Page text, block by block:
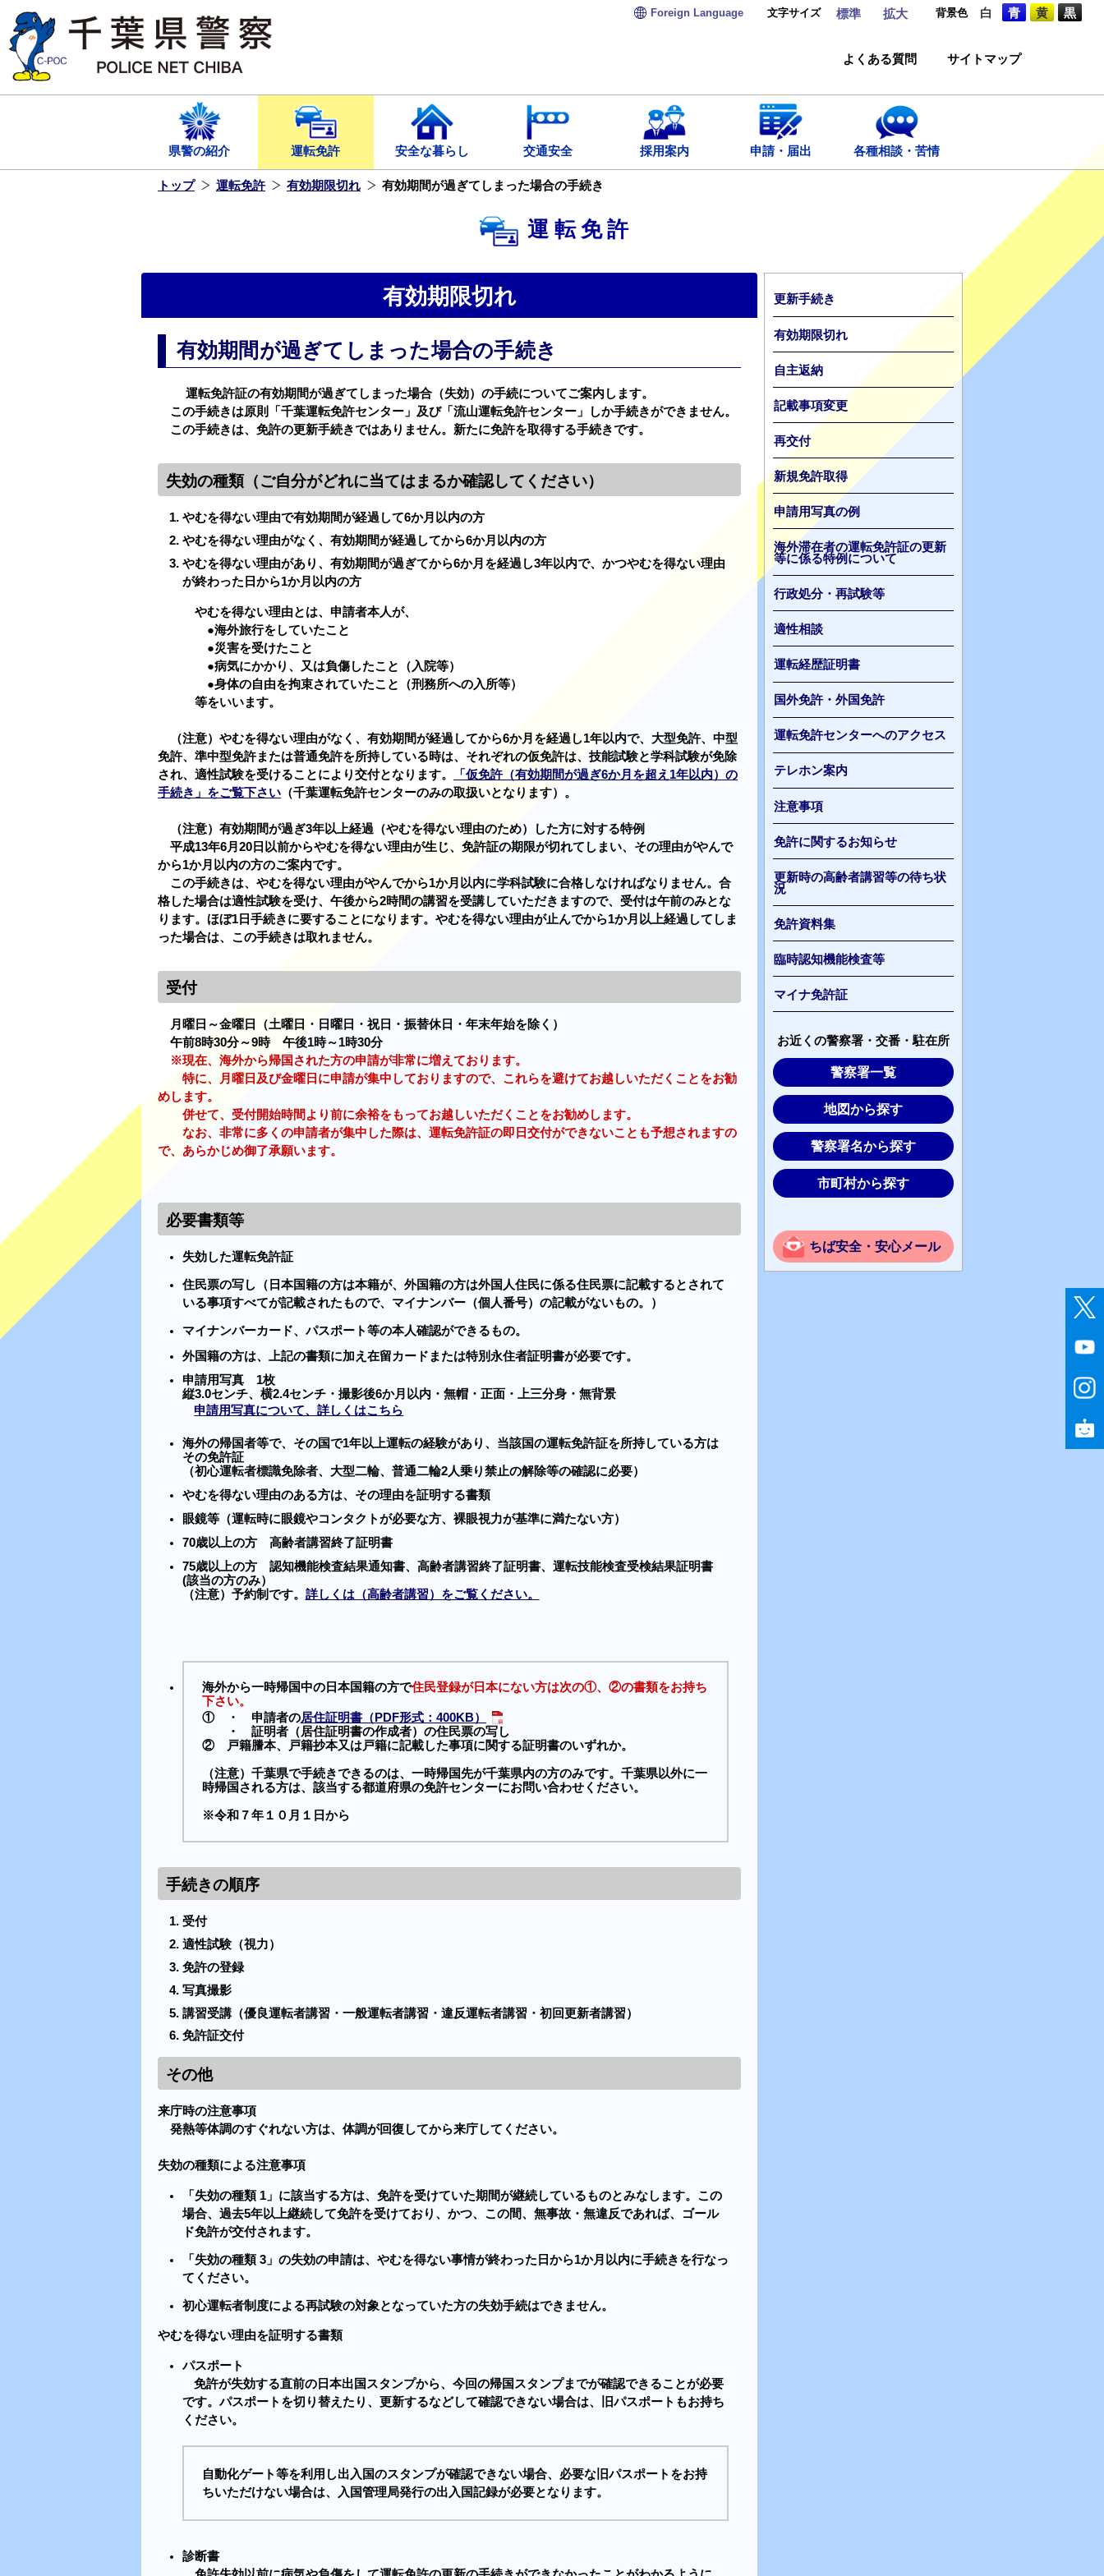
ス
キ
ま
Foreign Language 文字サイズ 標準 拡大 背景色 白 青 黄 黒
よくある質問 サイトマップ
県警の紹介 運転免許 安全な暮らし 交通安全 採用案内 申請・届出 各種相談・苦情
トップ 運転免許 有効期限切れ 有効期間が過ぎてしまった場合の手続き
運転免許
有効期限切れ
有効期間が過ぎてしまった場合の手続き
運転免許証の有効期間が過ぎてしまった場合（失効）の手続についてご案内します。
この手続きは原則「千葉運転免許センター」及び「流山運転免許センター」しか手続きができません。
この手続きは、免許の更新手続きではありません。新たに免許を取得する手続きです。
失効の種類（ご自分がどれに当てはまるか確認してください）
やむを得ない理由で有効期間が経過して6か月以内の方
やむを得ない理由がなく、有効期間が経過してから6か月以内の方
やむを得ない理由があり、有効期間が過ぎてから6か月を経過し3年以内で、かつやむを得ない理由
が終わった日から1か月以内の方
やむを得ない理由とは、申請者本人が、
●海外旅行をしていたこと
●災害を受けたこと
●病気にかかり、又は負傷したこと（入院等）
●身体の自由を拘束されていたこと（刑務所への入所等）
等をいいます。
（注意）やむを得ない理由がなく、有効期間が経過してから6か月を経過し1年以内で、大型免許、中型
免許、準中型免許または普通免許を所持している時は、それぞれの仮免許は、技能試験と学科試験が免除
され、適性試験を受けることにより交付となります。
「仮免許（有効期間が過ぎ6か月を超え1年以内）の
手続き」をご覧下さい （千葉運転免許センターのみの取扱いとなります）。
（注意）有効期間が過ぎ3年以上経過（やむを得ない理由のため）した方に対する特例
平成13年6月20日以前からやむを得ない理由が生じ、免許証の期限が切れてしまい、その理由がやんで
から1か月以内の方のご案内です。
この手続きは、 やむを得ない理由がやんでから1か月以内に学科試験に合格しなければなりません。 合
格した場合は適性試験を受け、午後から2時間の講習を受講していただきますので、受付は午前のみとな
ります。ほぼ1日手続きに要することになります。やむを得ない理由が止んでから1か月以上経過してしま
った場合は、この手続きは取れません。
受付
月曜日～金曜日（土曜日・日曜日・祝日・振替休日・年末年始を除く）
午前8時30分～9時 午後1時～1時30分
※現在、海外から帰国された方の申請が非常に増えております。
特に、月曜日及び金曜日に申請が集中しておりますので、これらを避けてお越しいただくことをお勧
めします。
併せて、受付開始時間より前に余裕をもってお越しいただくことをお勧めします。
なお、非常に多くの申請者が集中した際は、運転免許証の即日交付ができないことも予想されますの
で、あらかじめ御了承願います。
必要書類等
失効した運転免許証
住民票の写し（日本国籍の方は本籍が、外国籍の方は外国人住民に係る住民票に記載するとされて
いる事項すべてが記載されたもので、マイナンバー（個人番号）の記載がないもの。）
マイナンバーカード、パスポート等の本人確認ができるもの。
外国籍の方は、上記の書類に加え在留カードまたは特別永住者証明書が必要です。
申請用写真 1枚
縦3.0センチ、横2.4センチ・撮影後6か月以内・無帽・正面・上三分身・無背景
申請用写真について、詳しくはこちら
海外の帰国者等で、その国で1年以上運転の経験があり、当該国の運転免許証を所持している方は
その免許証
（初心運転者標識免除者、大型二輪、普通二輪2人乗り禁止の解除等の確認に必要）
やむを得ない理由のある方は、その理由を証明する書類
眼鏡等（運転時に眼鏡やコンタクトが必要な方、裸眼視力が基準に満たない方）
70歳以上の方 高齢者講習終了証明書
75歳以上の方 認知機能検査結果通知書、高齢者講習終了証明書、運転技能検査受検結果証明書
(該当の方のみ）
（注意）予約制です。 詳しくは（高齢者講習）をご覧ください。
海外から一時帰国中の日本国籍の方で住民登録が日本にない方は次の①、②の書類をお持ち
下さい。
① ・ 申請者の居住証明書（PDF形式：400KB）
・ 証明者（居住証明書の作成者）の住民票の写し
②
戸籍謄本、戸籍抄本又は戸籍に記載した事項に関する証明書のいずれか。
（注意）千葉県で手続きできるのは、一時帰国先が千葉県内の方のみです。千葉県以外に一
時帰国される方は、該当する都道府県の免許センターにお問い合わせください。
※令和７年１０月１日から
手続きの順序
受付
適性試験（視力）
免許の登録
写真撮影
講習受講（優良運転者講習・一般運転者講習・違反運転者講習・初回更新者講習）
免許証交付
その他
来庁時の注意事項
発熱等体調のすぐれない方は、体調が回復してから来庁してください。
失効の種類による注意事項
「失効の種類 1」に該当する方は、免許を受けていた期間が継続しているものとみなします。この
場合、過去5年以上継続して免許を受けており、かつ、この間、無事故・無違反であれば、ゴール
ド免許が交付されます。
「失効の種類 3」の失効の申請は、やむを得ない事情が終わった日から1か月以内に手続きを行なっ
てください。
初心運転者制度による再試験の対象となっていた方の失効手続はできません。
やむを得ない理由を証明する書類
パスポート
免許が失効する直前の日本出国スタンプから、今回の帰国スタンプまでが確認できることが必要
です。パスポートを切り替えたり、更新するなどして確認できない場合は、旧パスポートもお持ち
ください。
自動化ゲート等を利用し出入国のスタンプが確認できない場合、必要な旧パスポートをお持
ちいただけない場合は、入国管理局発行の出入国記録が必要となります。
診断書
更新手続き
有効期限切れ
自主返納
記載事項変更
再交付
新規免許取得
申請用写真の例
海外滞在者の運転免許証の更新
等に係る特例について
行政処分・再試験等
適性相談
運転経歴証明書
国外免許・外国免許
運転免許センターへのアクセス
テレホン案内
注意事項
免許に関するお知らせ
更新時の高齢者講習等の待ち状
況
免許資料集
臨時認知機能検査等
マイナ免許証
お近くの警察署・交番・駐在所
警察署一覧
地図から探す
警察署名から探す
市町村から探す
ちば安全・安心メール